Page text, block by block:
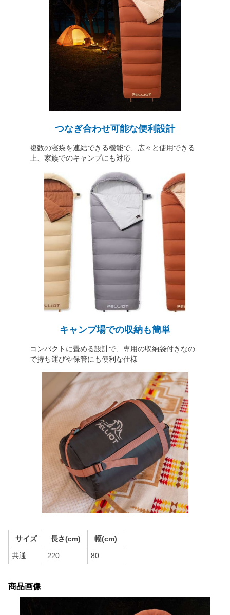
つなぎ合わせ可能な便利設計
複数の寝袋を連結できる機能で、広々と使用できる
上、家族でのキャンプにも対応
キャンプ場での収納も簡単
コンパクトに畳める設計で、専用の収納袋付きなの
で持ち運びや保管にも便利な仕様
サイズ 長さ(cm) 幅(cm)
共通 220 80
商品画像